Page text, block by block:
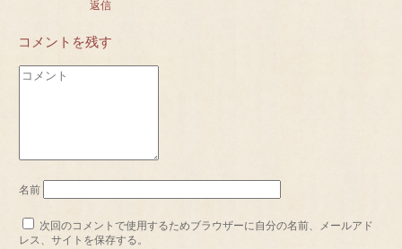
返信
コメントを残す
名前
次回のコメントで使用するためブラウザーに自分の名前、メールアド
レス、サイトを保存する。